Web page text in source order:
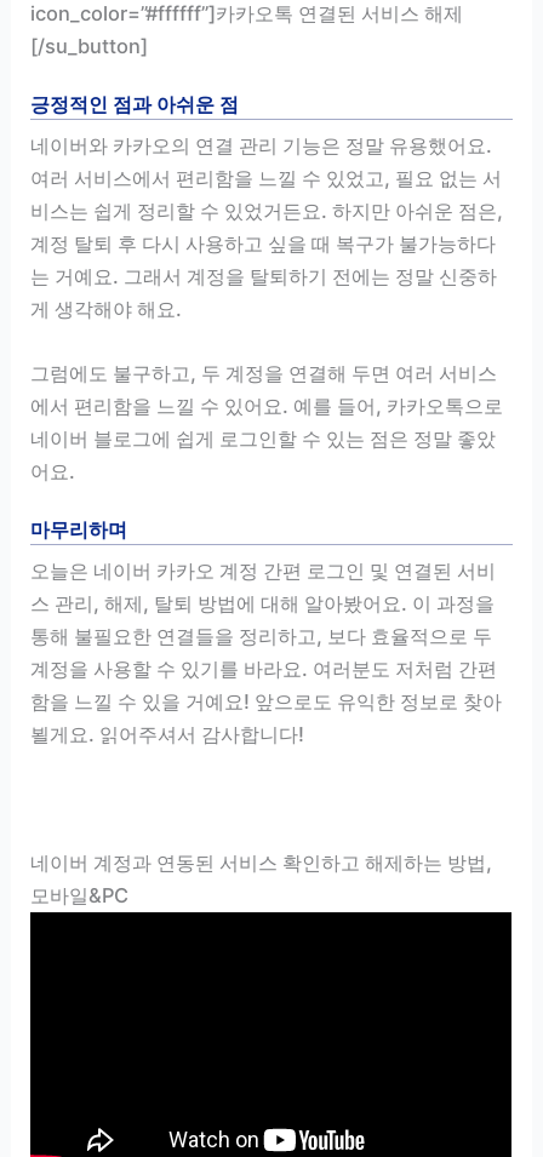
icon_color=”#ffffff”]카카오톡 연결된 서비스 해제
[/su_button]
긍정적인 점과 아쉬운 점
네이버와 카카오의 연결 관리 기능은 정말 유용했어요.
여러 서비스에서 편리함을 느낄 수 있었고, 필요 없는 서
비스는 쉽게 정리할 수 있었거든요. 하지만 아쉬운 점은,
계정 탈퇴 후 다시 사용하고 싶을 때 복구가 불가능하다
는 거예요. 그래서 계정을 탈퇴하기 전에는 정말 신중하
게 생각해야 해요.
그럼에도 불구하고, 두 계정을 연결해 두면 여러 서비스
에서 편리함을 느낄 수 있어요. 예를 들어, 카카오톡으로
네이버 블로그에 쉽게 로그인할 수 있는 점은 정말 좋았
어요.
마무리하며
오늘은 네이버 카카오 계정 간편 로그인 및 연결된 서비
스 관리, 해제, 탈퇴 방법에 대해 알아봤어요. 이 과정을
통해 불필요한 연결들을 정리하고, 보다 효율적으로 두
계정을 사용할 수 있기를 바라요. 여러분도 저처럼 간편
함을 느낄 수 있을 거예요! 앞으로도 유익한 정보로 찾아
뵐게요. 읽어주셔서 감사합니다!
네이버 계정과 연동된 서비스 확인하고 해제하는 방법,
모바일&PC